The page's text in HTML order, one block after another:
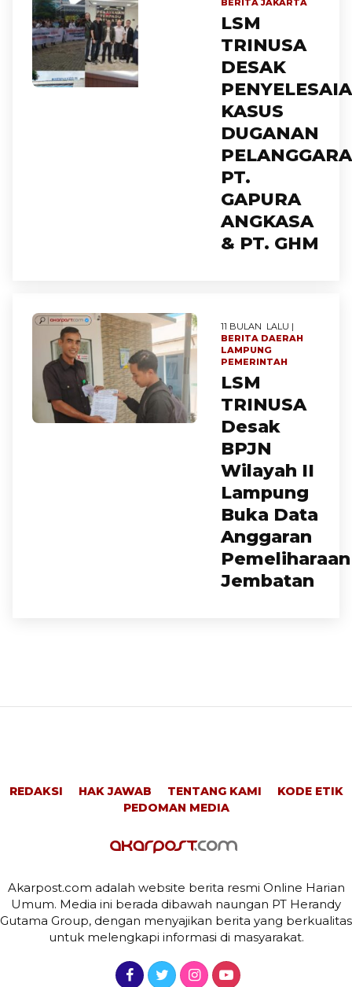
BERITA JAKARTA
LSM
TRINUSA
DESAK
KASUS
DUGANAN
PT.
GAPURA
ANGKASA
& PT. GHM
11 BULAN LALU |
BERITA DAERAH
LAMPUNG
PEMERINTAH
LSM
TRINUSA
Desak
BPJN
Wilayah II
Lampung
Buka Data
Anggaran
Pemeliharaan
Jembatan
REDAKSI HAK JAWAB TENTANG KAMI
KODE ETIK
PEDOMAN MEDIA
Akarpost.com adalah website berita resmi Online Harian
Umum. Media ini berada dibawah naungan PT Herandy
Gutama Group, dengan menyajikan berita yang berkualitas
untuk melengkapi informasi di masyarakat.